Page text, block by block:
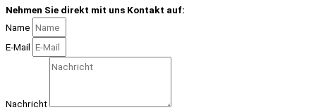
Nehmen Sie direkt mit uns Kontakt auf:
Name
E-Mail
Nachricht